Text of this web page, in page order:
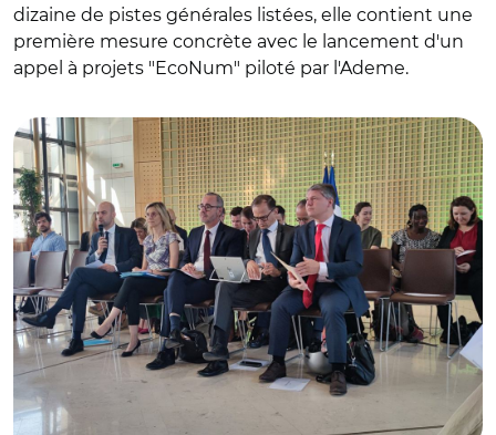
dizaine de pistes générales listées, elle contient une
première mesure concrète avec le lancement d'un
appel à projets "EcoNum" piloté par l'Ademe.
© @InfraNum/ Haut Comité au numérique